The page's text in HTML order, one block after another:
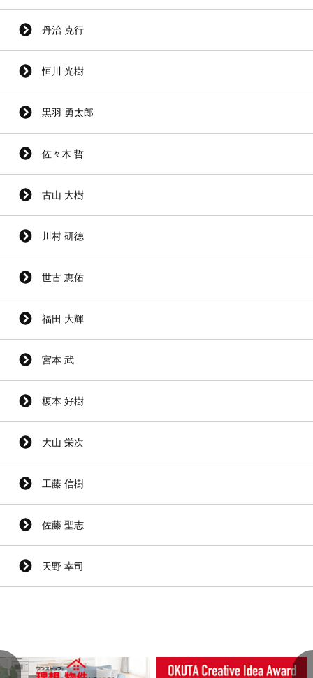
丹治 克行
恒川 光樹
黒羽 勇太郎
佐々木 哲
古山 大樹
川村 研徳
世古 恵佑
福田 大輝
宮本 武
榎本 好樹
大山 栄次
工藤 信樹
佐藤 聖志
天野 幸司